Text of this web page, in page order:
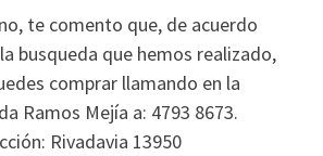
te comento que, de acuerdo
busqueda que hemos realizado,
comprar llamando en la
Ramos Mejía a: 4793 8673.
Rivadavia 13950